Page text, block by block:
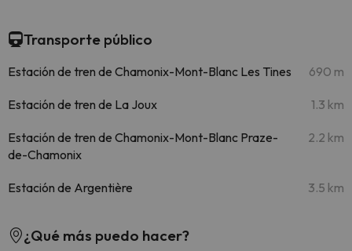
Transporte público
Estación de tren de Chamonix-Mont-Blanc Les Tines 690 m
Estación de tren de La Joux 1.3 km
Estación de tren de Chamonix-Mont-Blanc Praze-
de-Chamonix
2.2 km
Estación de Argentière 3.5 km
¿Qué más puedo hacer?